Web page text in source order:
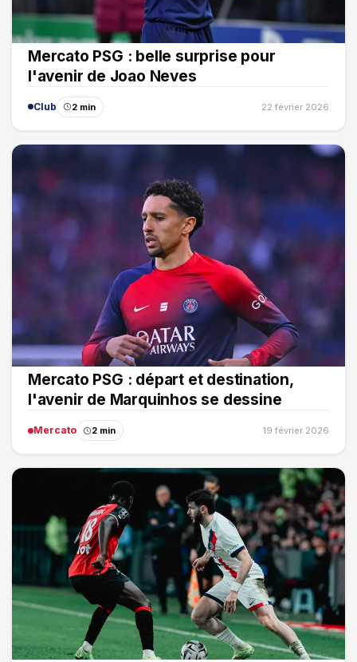
Mercato PSG : belle surprise pour
l'avenir de Joao Neves
Club 2 min 22 février 2026
Mercato PSG : départ et destination,
l'avenir de Marquinhos se dessine
Mercato 2 min 19 février 2026